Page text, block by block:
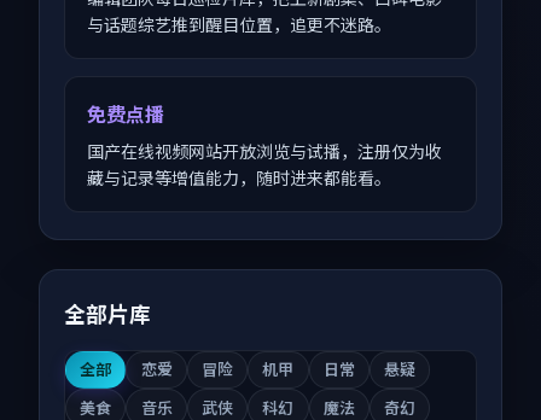
与话题综艺推到醒目位置，追更不迷路。
免费点播
国产在线视频网站开放浏览与试播，注册仅为收
藏与记录等增值能力，随时进来都能看。
全部片库
全部 恋爱 冒险 机甲 日常
悬疑
美食
音乐 武侠 科幻 魔法
奇幻